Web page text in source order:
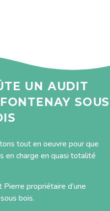
UN AUDIT
SOUS
tout en oeuvre pour que
en charge en quasi totalité
propriétaire d’une
bois.